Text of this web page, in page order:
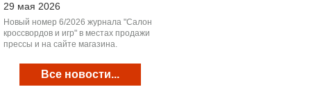
29 мая 2026
Новый номер 6/2026 журнала "Салон
кроссвордов и игр" в местах продажи
прессы и на сайте магазина.
Все новости...